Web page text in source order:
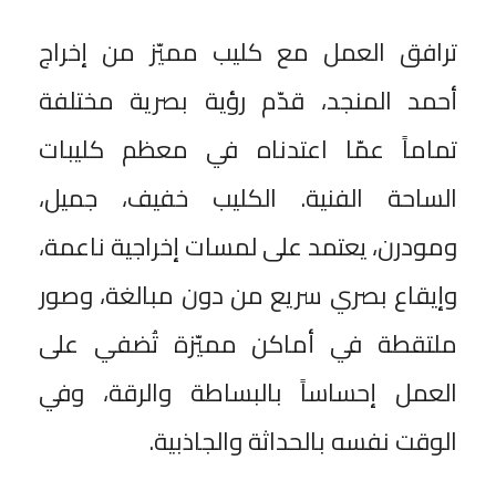
ترافق العمل مع كليب مميّز من إخراج
أحمد المنجد، قدّم رؤية بصرية مختلفة
تماماً عمّا اعتدناه في معظم كليبات
الساحة الفنية. الكليب خفيف، جميل،
ومودرن، يعتمد على لمسات إخراجية ناعمة،
وإيقاع بصري سريع من دون مبالغة، وصور
ملتقطة في أماكن مميّزة تُضفي على
العمل إحساساً بالبساطة والرقة، وفي
الوقت نفسه بالحداثة والجاذبية.